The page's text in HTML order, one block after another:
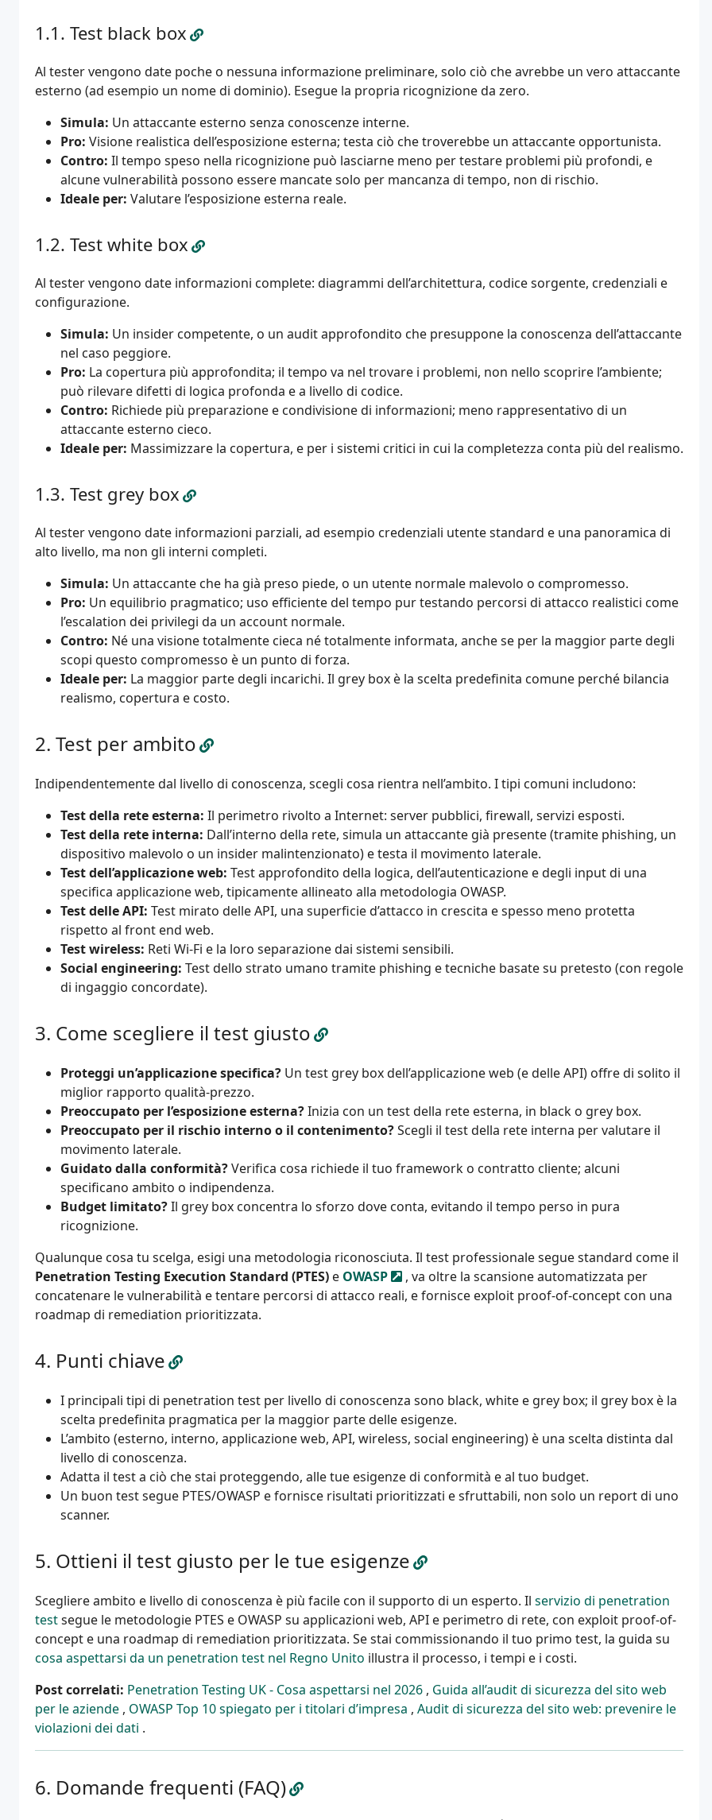
Test black box
Al tester vengono date poche o nessuna informazione preliminare, solo ciò che avrebbe un vero attaccante
esterno (ad esempio un nome di dominio). Esegue la propria ricognizione da zero.
Simula: Un attaccante esterno senza conoscenze interne.
Pro: Visione realistica dell’esposizione esterna; testa ciò che troverebbe un attaccante opportunista.
Contro: Il tempo speso nella ricognizione può lasciarne meno per testare problemi più profondi, e
alcune vulnerabilità possono essere mancate solo per mancanza di tempo, non di rischio.
Ideale per: Valutare l’esposizione esterna reale.
Test white box
Al tester vengono date informazioni complete: diagrammi dell’architettura, codice sorgente, credenziali e
configurazione.
Simula: Un insider competente, o un audit approfondito che presuppone la conoscenza dell’attaccante
nel caso peggiore.
Pro: La copertura più approfondita; il tempo va nel trovare i problemi, non nello scoprire l’ambiente;
può rilevare difetti di logica profonda e a livello di codice.
Contro: Richiede più preparazione e condivisione di informazioni; meno rappresentativo di un
attaccante esterno cieco.
Ideale per: Massimizzare la copertura, e per i sistemi critici in cui la completezza conta più del realismo.
Test grey box
Al tester vengono date informazioni parziali, ad esempio credenziali utente standard e una panoramica di
alto livello, ma non gli interni completi.
Simula: Un attaccante che ha già preso piede, o un utente normale malevolo o compromesso.
Pro: Un equilibrio pragmatico; uso efficiente del tempo pur testando percorsi di attacco realistici come
l’escalation dei privilegi da un account normale.
Contro: Né una visione totalmente cieca né totalmente informata, anche se per la maggior parte degli
scopi questo compromesso è un punto di forza.
Ideale per: La maggior parte degli incarichi. Il grey box è la scelta predefinita comune perché bilancia
realismo, copertura e costo.
Test per ambito
Indipendentemente dal livello di conoscenza, scegli cosa rientra nell’ambito. I tipi comuni includono:
Test della rete esterna: Il perimetro rivolto a Internet: server pubblici, firewall, servizi esposti.
Test della rete interna: Dall’interno della rete, simula un attaccante già presente (tramite phishing, un
dispositivo malevolo o un insider malintenzionato) e testa il movimento laterale.
Test dell’applicazione web: Test approfondito della logica, dell’autenticazione e degli input di una
specifica applicazione web, tipicamente allineato alla metodologia OWASP.
Test delle API: Test mirato delle API, una superficie d’attacco in crescita e spesso meno protetta
rispetto al front end web.
Test wireless: Reti Wi-Fi e la loro separazione dai sistemi sensibili.
Social engineering: Test dello strato umano tramite phishing e tecniche basate su pretesto (con regole
di ingaggio concordate).
Come scegliere il test giusto
Proteggi un’applicazione specifica? Un test grey box dell’applicazione web (e delle API) offre di solito il
miglior rapporto qualità-prezzo.
Preoccupato per l’esposizione esterna?Inizia con un test della rete esterna, in black o grey box.
Preoccupato per il rischio interno o il contenimento?Scegli il test della rete interna per valutare il
movimento laterale.
Guidato dalla conformità?Verifica cosa richiede il tuo framework o contratto cliente; alcuni
specificano ambito o indipendenza.
Budget limitato?Il grey box concentra lo sforzo dove conta, evitando il tempo perso in pura
ricognizione.
Qualunque cosa tu scelga, esigi una metodologia riconosciuta. Il test professionale segue standard come il
Penetration Testing Execution Standard (PTES) e OWASP
, va oltre la scansione automatizzata per
concatenare le vulnerabilità e tentare percorsi di attacco reali, e fornisce exploit proof-of-concept con una
roadmap di remediation prioritizzata.
Punti chiave
I principali tipi di penetration test per livello di conoscenza sono black, white e grey box; il grey box è la
scelta predefinita pragmatica per la maggior parte delle esigenze.
L’ambito (esterno, interno, applicazione web, API, wireless, social engineering) è una scelta distinta dal
livello di conoscenza.
Adatta il test a ciò che stai proteggendo, alle tue esigenze di conformità e al tuo budget.
Un buon test segue PTES/OWASP e fornisce risultati prioritizzati e sfruttabili, non solo un report di uno
scanner.
Ottieni il test giusto per le tue esigenze
Scegliere ambito e livello di conoscenza è più facile con il supporto di un esperto. Il servizio di penetration
testsegue le metodologie PTES e OWASP su applicazioni web, API e perimetro di rete, con exploit proof-of-
concept e una roadmap di remediation prioritizzata. Se stai commissionando il tuo primo test, la guida su
cosa aspettarsi da un penetration test nel Regno Unito illustra il processo, i tempi e i costi.
Post correlati: Penetration Testing UK - Cosa aspettarsi nel 2026 , Guida all’audit di sicurezza del sito web
per le aziende , OWASP Top 10 spiegato per i titolari d’impresa , Audit di sicurezza del sito web: prevenire le
violazioni dei dati .
Domande frequenti (FAQ)